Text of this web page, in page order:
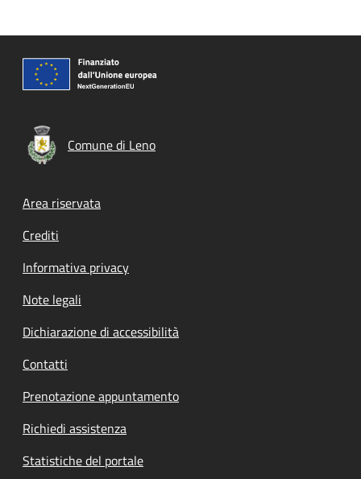
Comune di Leno
Footer menu
Area riservata
Crediti
Informativa privacy
Note legali
Dichiarazione di accessibilità
Contatti
Prenotazione appuntamento
Richiedi assistenza
Statistiche del portale